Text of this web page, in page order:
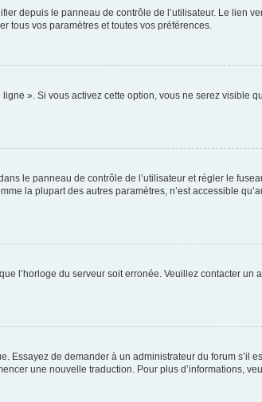
depuis le panneau de contrôle de l’utilisateur. Le lien
tous vos paramètres et toutes vos préférences.
». Si vous activez cette option, vous ne serez visible
le panneau de contrôle de l’utilisateur et régler le
la plupart des autres paramètres, n’est accessible
l’horloge du serveur soit erronée. Veuillez contacter un
Essayez de demander à un administrateur du forum s’il
une nouvelle traduction. Pour plus d’informations,